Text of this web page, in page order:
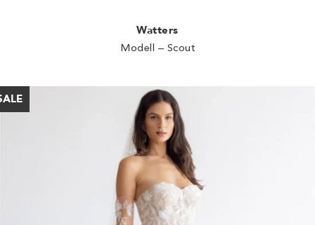
Watters
Modell – Scout